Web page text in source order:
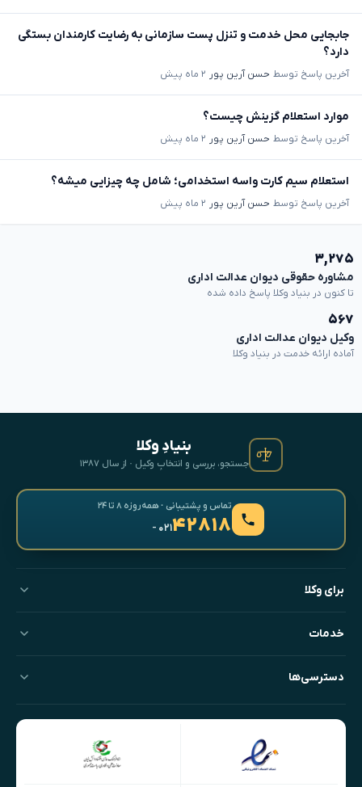
جابجایی محل خدمت و تنزل پست سازمانی به رضایت کارمندان بستگی
دارد؟
آخرین پاسخ توسط حسن آرین پور ۲ ماه پیش
موارد استعلام گزینش چیست؟
آخرین پاسخ توسط حسن آرین پور ۲ ماه پیش
استعلام سیم کارت واسه استخدامی؛ شامل چه چیزایی میشه؟
آخرین پاسخ توسط حسن آرین پور ۲ ماه پیش
۳,۲۷۵
مشاوره حقوقی دیوان عدالت اداری
تا کنون در بنیاد وکلا پاسخ داده شده
۵۶۷
وکیل دیوان عدالت اداری
آماده ارائه خدمت در بنیاد وکلا
بنیادِ وکلا
جستجو، بررسی و انتخابِ وکیل · از سال ۱۳۸۷
تماس و پشتیبانی · همه‌روزه ۸ تا ۲۴
۴۲۸۱۸- ۰۲۱
برای وکلا
خدمات
دسترسی‌ها